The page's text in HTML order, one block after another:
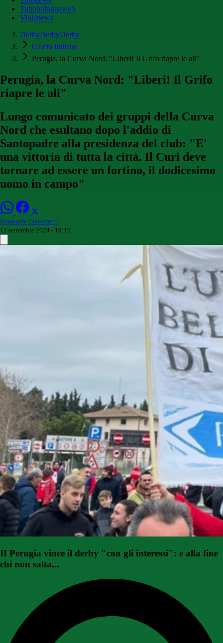
Tuttobolognaweb
Violanews
DerbyDerbyDerby
Calcio Italiano
Perugia, la Curva Nord: "Liberi! Il Grifo riapre le ali"
Perugia, la Curva Nord: "Liberi! Il Grifo
riapre le ali"
Lungo comunicato dei gruppi della Curva
Nord che esultano dopo l'addio di
Santopadre alla presidenza del club: "E'
una vittoria di tutta la città. Il Curi deve
tornare ad essere un fortino, il dodicesimo
uomo in campo"
Emanuele Giacometti
12 settembre 2024 - 19:15
II Perugia vince il derby "con gli interessi": e alla fine
chi non salta...